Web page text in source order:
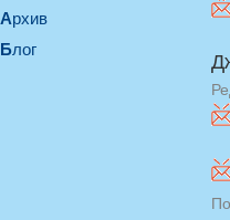
Архив
Блог